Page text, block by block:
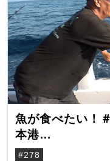
魚が食べたい！
本港
（クロマグロ）
#278